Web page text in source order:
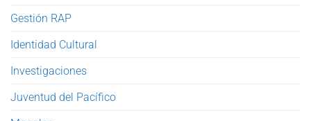
Gestión RAP
Identidad Cultural
Investigaciones
Juventud del Pacífico